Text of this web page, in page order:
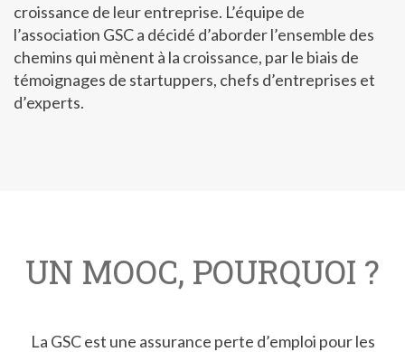
croissance de leur entreprise. L’équipe de
l’association GSC a décidé d’aborder l’ensemble des
chemins qui mènent à la croissance, par le biais de
témoignages de startuppers, chefs d’entreprises et
d’experts.
UN MOOC, POURQUOI ?
La GSC est une assurance perte d’emploi pour les